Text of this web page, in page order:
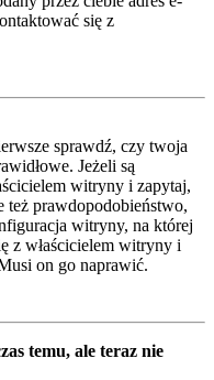
się z
sprawdź, czy twoja
Jeżeli są
witryny i zapytaj,
też prawdopodobieństwo,
witryny, na której
z właścicielem witryny i
on go naprawić.
temu, ale teraz nie